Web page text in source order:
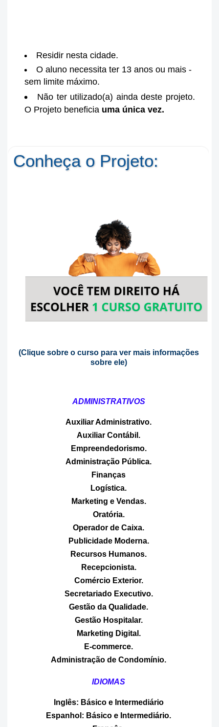
Residir nesta cidade.
O aluno necessita ter 13 anos ou mais -
sem limite máximo.
Não ter utilizado(a) ainda deste projeto.
O Projeto beneficia uma única vez.